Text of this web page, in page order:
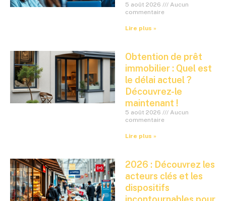
5 août 2026
Aucun
commentaire
Lire plus »
Obtention de prêt
immobilier : Quel est
le délai actuel ?
Découvrez-le
maintenant !
5 août 2026
Aucun
commentaire
Lire plus »
2026 : Découvrez les
acteurs clés et les
dispositifs